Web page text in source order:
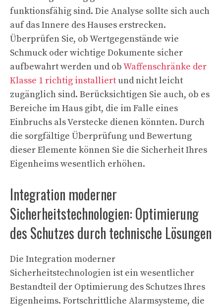
funktionsfähig sind. Die Analyse sollte sich auch
auf das Innere des Hauses erstrecken.
Überprüfen Sie, ob Wertgegenstände wie
Schmuck oder wichtige Dokumente sicher
aufbewahrt werden und obWaffenschränke der
Klasse 1 richtig installiert und nicht leicht
zugänglich sind. Berücksichtigen Sie auch, ob es
Bereiche im Haus gibt, die im Falle eines
Einbruchs als Verstecke dienen könnten. Durch
die sorgfältige Überprüfung und Bewertung
dieser Elemente können Sie die Sicherheit Ihres
Eigenheims wesentlich erhöhen.
Integration moderner
Sicherheitstechnologien: Optimierung
des Schutzes durch technische Lösungen
Die Integration moderner
Sicherheitstechnologien ist ein wesentlicher
Bestandteil der Optimierung des Schutzes Ihres
Eigenheims. Fortschrittliche Alarmsysteme, die